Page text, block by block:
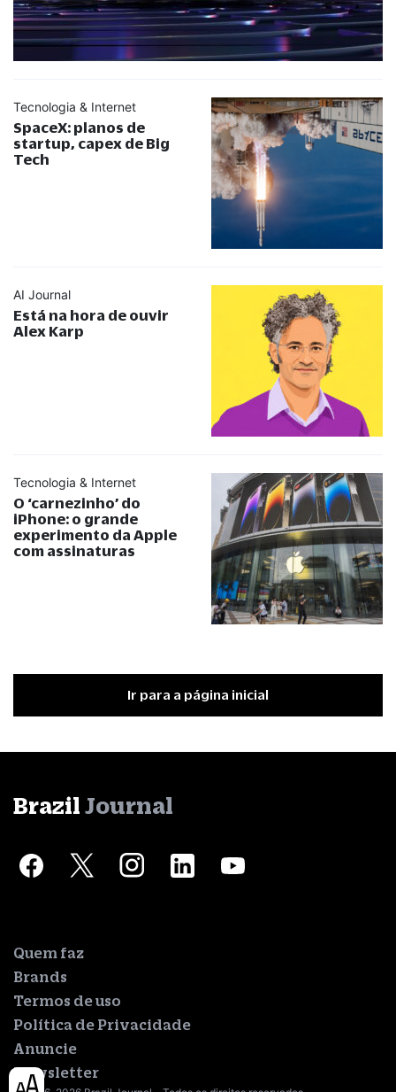
Tecnologia & Internet
SpaceX: planos de
startup, capex de Big
Tech
AI Journal
Está na hora de ouvir
Alex Karp
Tecnologia & Internet
O ‘carnezinho’ do
iPhone: o grande
experimento da Apple
com assinaturas
Ir para a página inicial
Brazil Journal
Quem faz
Brands
Termos de uso
Política de Privacidade
Anuncie
Newsletter